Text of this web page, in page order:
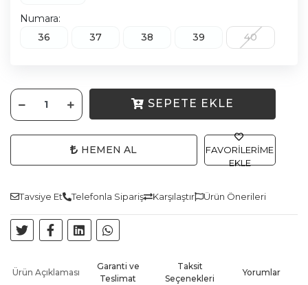
Numara:
36
37 38 39 40
SEPETE EKLE
HEMEN AL
FAVORILERIME
EKLE
Tavsiye Et Telefonla Sipariş Karşılaştır Ürün Önerileri
Ürün Açıklaması
Garanti ve
Teslimat
Taksit
Seçenekleri
Yorumlar